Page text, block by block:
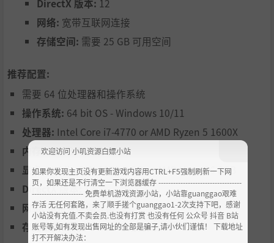
《荒野的召唤：垂钓者》将持续带来令人难忘的全新钓鱼体
验，并与社区紧密合作，定期发布并更新游戏内容。
DirectX 版本: 12
网络: 宽带互联网连接
存储空间: 需要 25 GB 可用空间
推荐配置:
需要 64 位处理器和操作系统
操作系统: 64 bit OS - Windows 10/11
处理器: Intel Core i7-4770 or AMD Ryzen 5 1600X
内存:16 GB RAM
显卡:Nvidia GTX 1070 8 GB or AMD Vega 56 8GB
DirectX 版本: 12
网络:宽带互联网连接
存储空间:需要 25 GB 可用空间
欢迎访问 小叽资源白嫖小站
如果你发现主页没有更新游戏内容用CTRL+F5强制刷新一下网
页，如果还是不行清空一下浏览器缓存 ----------------------------------
--------------------- 免费单机游戏资源小站，小站靠guanggao艰难
存活 无任何套路，来了顺手搓个guanggao1-2次支持下吧，感谢
小站没有充值.不卖会员.也没有打赏 也没有任何 公众号 抖音 B站
账号等,如有发现出售网址的全部是骗子,请小伙们谨慎！ 下载地址
打不开解决办法：